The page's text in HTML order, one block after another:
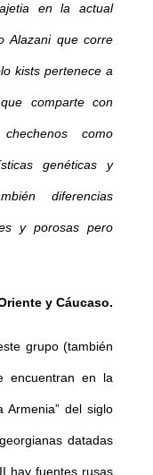
en la actual
Alazani que corre
kists pertenece a
comparte con
como
genéticas y
diferencias
y porosas pero
y Cáucaso.
grupo (también
encuentran en la
Armenia” del siglo
datadas
hay fuentes rusas